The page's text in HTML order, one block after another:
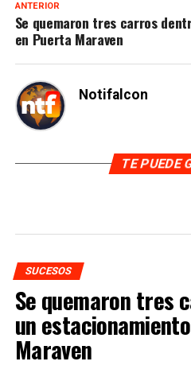
ANTERIOR
Se quemaron tres carros
en Puerta Maraven
Notifalcon
TE PUEDE
SUCESOS
Se quemaron tres
un
Maraven